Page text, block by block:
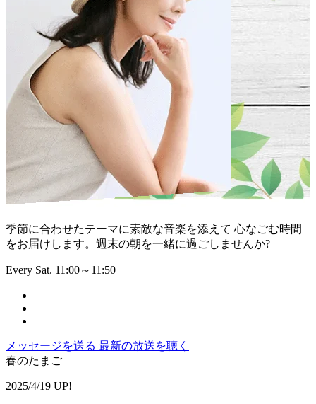
季節に合わせたテーマに素敵な音楽を添えて 心なごむ時間
をお届けします。週末の朝を一緒に過ごしませんか?
Every Sat. 11:00～11:50
メッセージを送る 最新の放送を聴く
春のたまご
2025/4/19 UP!